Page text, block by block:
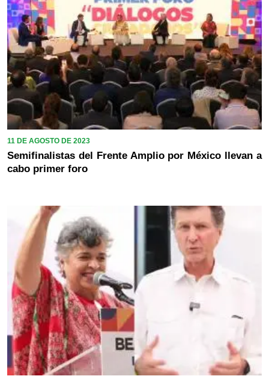
11 DE AGOSTO DE 2023
Semifinalistas del Frente Amplio por México llevan a
cabo primer foro